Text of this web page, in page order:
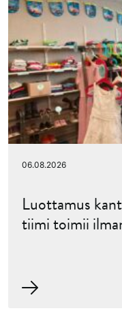
06.08.2026
Luottamus
tiimi toimii